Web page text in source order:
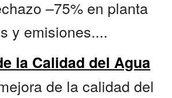
–75% en planta
y emisiones....
la Calidad del Agua
de la calidad del